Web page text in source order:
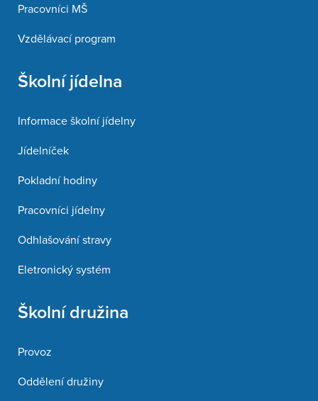
Pracovníci MŠ
Vzdělávací program
Školní jídelna
Informace školní jídelny
Jídelníček
Pokladní hodiny
Pracovníci jídelny
Odhlašování stravy
Eletronický systém
Školní družina
Provoz
Oddělení družiny